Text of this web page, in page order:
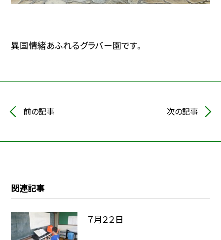
異国情緒あふれるグラバー園です。
前の記事 次の記事
関連記事
７月２２日